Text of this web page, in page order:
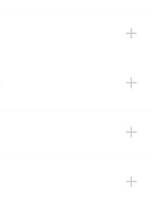
+
+
+
+